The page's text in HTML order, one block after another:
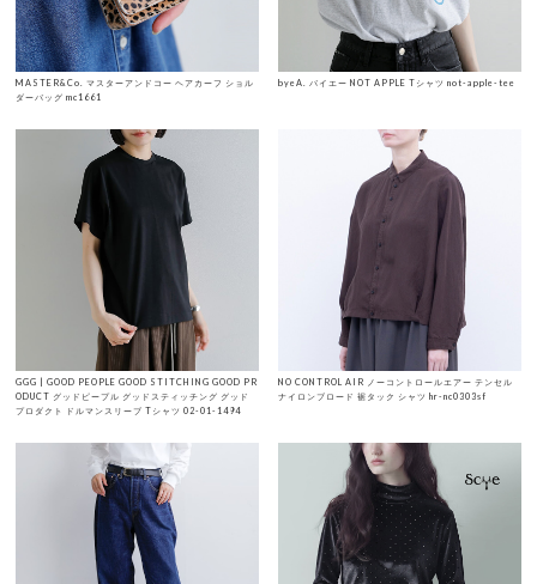
MASTER&Co. マスターアンドコー ヘアカーフ ショル
ダーバッグ mc1661
byeA. バイエー NOT APPLE Tシャツ not-apple-tee
GGG | GOOD PEOPLE GOOD STITCHING GOOD PR
ODUCT グッドピープル グッドスティッチング グッド
プロダクト ドルマンスリーブ Tシャツ 02-01-1494
NO CONTROL AIR ノーコントロールエアー テンセル
ナイロンブロード 裾タック シャツ hr-nc0303sf